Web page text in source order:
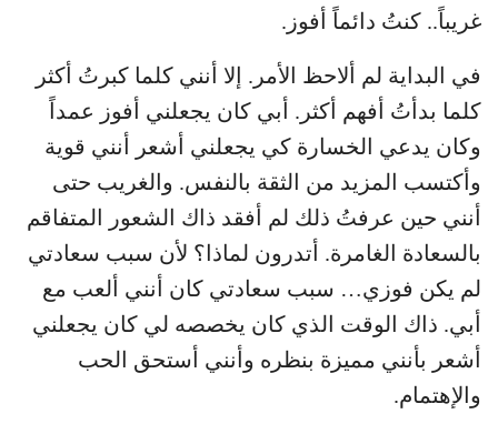
غريباً.. كنتُ دائماً أفوز.
في البداية لم ألاحظ الأمر. إلا أنني كلما كبرتُ أكثر
كلما بدأتُ أفهم أكثر. أبي كان يجعلني أفوز عمداً
وكان يدعي الخسارة كي يجعلني أشعر أنني قوية
وأكتسب المزيد من الثقة بالنفس. والغريب حتى
أنني حين عرفتُ ذلك لم أفقد ذاك الشعور المتفاقم
بالسعادة الغامرة. أتدرون لماذا؟ لأن سبب سعادتي
لم يكن فوزي… سبب سعادتي كان أنني ألعب مع
أبي. ذاك الوقت الذي كان يخصصه لي كان يجعلني
أشعر بأنني مميزة بنظره وأنني أستحق الحب
والإهتمام.